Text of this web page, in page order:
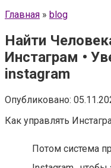
Главная » blog
Найти
Инстаграм •
instagram
Опубликовано:
Как управлять
Потом система